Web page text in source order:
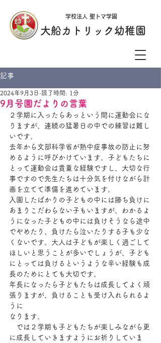
学校法人 聖トマ学園
大船カトリック幼稚園
記事
9月号園だよりの言葉
2024年9月3日 読了時間: 1分
２学期に入ったらあっという間に運動会にな
りますが、連続の猛暑日の中での練習は難し
いです。
去年から文部科学省が熱中症事故の防止に努
めるように呼びかけています。子どもたちに
とって運動会は貴重な経験ですし、大切な行
事ですので先生たちは十分気を付けながら計
画を立てて準備を進めています。
入園したばかりの子どもの中には勝ち負けに
あまりこだわらない子もいますが、わかるよ
うになった子どもの中には負けそうなら途中
でやめたり、負けたら泣いたりする子も少な
くないです。大人は子どもが楽しく過ごして
ほしいと思うことが多いでしょうが、子ども
にとっては負けるというような辛い経験も成
長のためにとても大切です。
年長になったら子どもたちは成長してよく頑
張りますが、負けることも受け入れられるよ
うに
なります。
では２学期も子どもたちが楽しみながら更
に成長していきますようにお祈りしていま